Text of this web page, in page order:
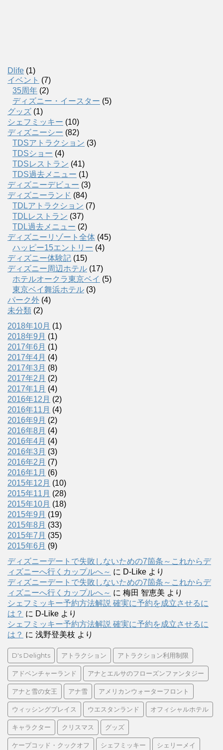
Dlife (1)
イベント (7)
35周年 (2)
ディズニー・イースター (5)
グッズ (1)
シェフミッキー (10)
ディズニーシー (82)
TDSアトラクション (3)
TDSショー (4)
TDSレストラン (41)
TDS過去メニュー (1)
ディズニーデビュー (3)
ディズニーランド (84)
TDLアトラクション (7)
TDLレストラン (37)
TDL過去メニュー (2)
ディズニーリゾート全体 (45)
ハッピー15エントリー (4)
ディズニー体験記 (15)
ディズニー周辺ホテル (17)
ホテルオークラ東京ベイ (5)
東京ベイ舞浜ホテル (3)
パーク外 (4)
未分類 (2)
2018年10月 (1)
2018年9月 (1)
2017年6月 (1)
2017年4月 (4)
2017年3月 (8)
2017年2月 (2)
2017年1月 (4)
2016年12月 (2)
2016年11月 (4)
2016年9月 (2)
2016年8月 (4)
2016年4月 (4)
2016年3月 (3)
2016年2月 (7)
2016年1月 (6)
2015年12月 (10)
2015年11月 (28)
2015年10月 (18)
2015年9月 (19)
2015年8月 (33)
2015年7月 (35)
2015年6月 (9)
ディズニーデートで失敗しないための7箇条～これからデ
ィズニーへ行くカップルへ～ に D-Like より
ディズニーデートで失敗しないための7箇条～これからデ
ィズニーへ行くカップルへ～ に 梅田 智恵美 より
シェフミッキー予約方法解説 確実に予約を成立させるに
は？ に D-Like より
シェフミッキー予約方法解説 確実に予約を成立させるに
は？ に 浅野登美枝 より
D's Delights アトラクション アトラクション利用制限
アドベンチャーランド アナとエルサのフローズンファンタジー
アナと雪の女王 アナ雪 アメリカンウォーターフロント
ウィッシングプレイス ウエスタンランド オフィシャルホテル
キャラクター クリスマス グッズ
ケープコッド・クックオフ シェフミッキー シェリーメイ